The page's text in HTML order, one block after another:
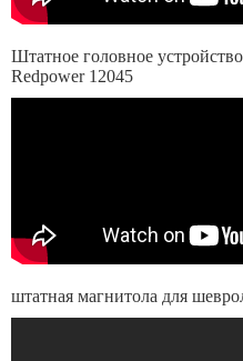
Штатное головное
Redpower 12045
штатная магнитола для